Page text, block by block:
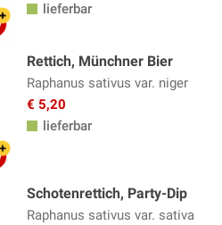
lieferbar
Rettich, Münchner Bier
Raphanus sativus var. niger
€ 5,20
lieferbar
Schotenrettich, Party-Dip
Raphanus sativus var. sativa